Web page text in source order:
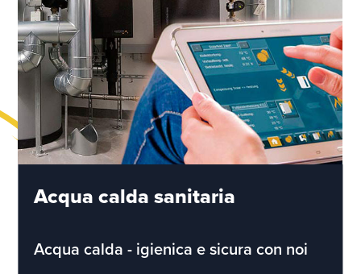
Acqua calda sanitaria
Acqua calda - igienica e sicura con noi